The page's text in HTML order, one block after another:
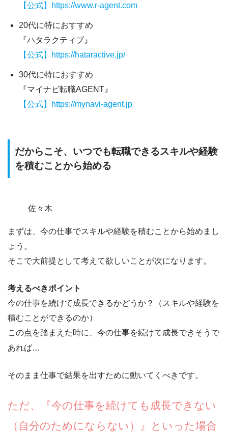
【公式】https://www.r-agent.com
20代に特におすすめ
『ハタラクティブ』
【公式】https://hataractive.jp/
30代に特におすすめ
『マイナビ転職AGENT』
【公式】https://mynavi-agent.jp
だからこそ、いつでも転職できるスキルや経験
を積むことから始める
佐々木
まずは、今の仕事でスキルや経験を積むことから始めまし
ょう。
そこで大前提として考えて欲しいことが次になります。
考えるべきポイント
今の仕事を続けて成長できるかどうか？（スキルや経験を
積むことができるのか）
この点を踏まえた時に、今の仕事を続けて成長できそうで
あれば…
そのまま仕事で結果を出すために動いてくべきです。
ただ、『今の仕事を続けても成長できない
（自分のためにならない）』といった場合